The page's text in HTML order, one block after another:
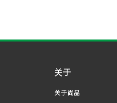
关于
关于尚品